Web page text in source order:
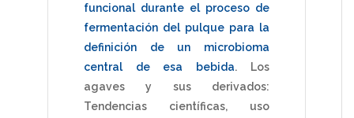
funcional durante el proceso de
fermentación del pulque para la
definición de un microbioma
central de esa bebida.
Los
agaves y sus derivados:
Tendencias científicas, uso